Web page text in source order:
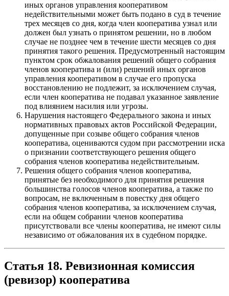
иных органов управления кооперативом
недействительными может быть подано в суд в течение
трех месяцев со дня, когда член кооператива узнал или
должен был узнать о принятом решении, но в любом
случае не позднее чем в течение шести месяцев со дня
принятия такого решения. Предусмотренный настоящим
пунктом срок обжалования решений общего собрания
членов кооператива и (или) решений иных органов
управления кооперативом в случае его пропуска
восстановлению не подлежит, за исключением случая,
если член кооператива не подавал указанное заявление
под влиянием насилия или угрозы.
Нарушения настоящего Федерального закона и иных
нормативных правовых актов Российской Федерации,
допущенные при созыве общего собрания членов
кооператива, оцениваются судом при рассмотрении иска
о признании соответствующего решения общего
собрания членов кооператива недействительным.
Решения общего собрания членов кооператива,
принятые без необходимого для принятия решения
большинства голосов членов кооператива, а также по
вопросам, не включенным в повестку дня общего
собрания членов кооператива, за исключением случая,
если на общем собрании членов кооператива
присутствовали все члены кооператива, не имеют силы
независимо от обжалования их в судебном порядке.
Статья 18. Ревизионная комиссия
(ревизор) кооператива